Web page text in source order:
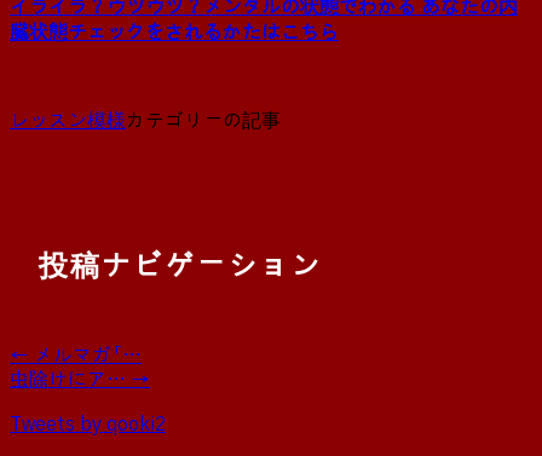
イライラ？ウツウツ？メンタルの状態でわかる あなたの内
臓状態チェックをされるかたはこちら
レッスン模様カテゴリーの記事
投稿ナビゲーション
← メルマガ「…
虫除けにア… →
Tweets by qooki2